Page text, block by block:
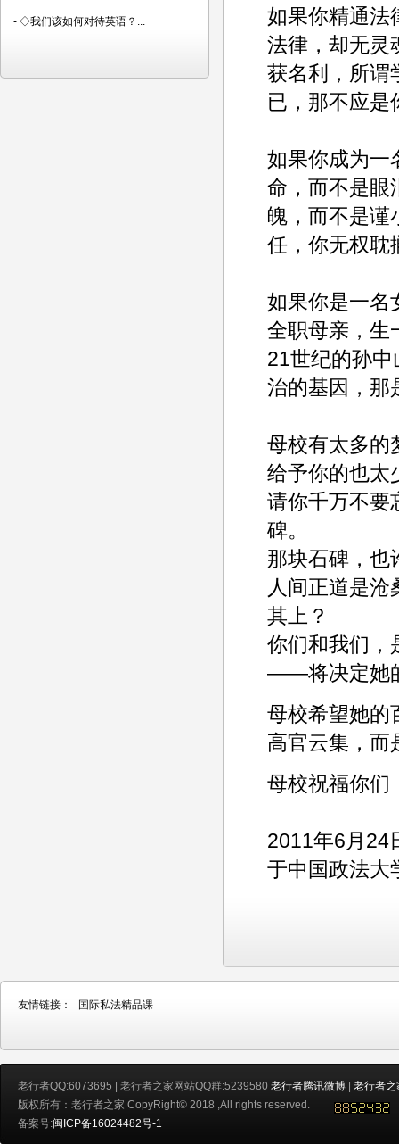
如果你精通法
法律，却无灵
获名利，所谓
已，那不应是
如果你成为一
命，而不是眼
魄，而不是谨
任，你无权耽
如果你是一名
全职母亲，生
21世纪的孙
治的基因，那
母校有太多的
给予你的也太
请你千万不要
碑。
那块石碑，也
人间正道是
其上？
你们和我们，
——将决定她
母校希望她的
高官云集，而
母校祝福你们
2011年6月24
于中国政法大
- ◇我们该如何对待英语？...
友情链接： 国际私法精品课
老行者QQ:6073695 | 老行者之家网站QQ群:5239580 老行者腾讯微博 | 老行者之
版权所有：老行者之家 CopyRight© 2018 ,All rights reserved.
备案号:闽ICP备16024482号-1